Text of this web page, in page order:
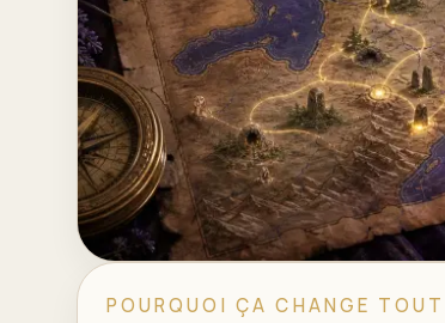
POURQUOI ÇA CHANGE TOUT